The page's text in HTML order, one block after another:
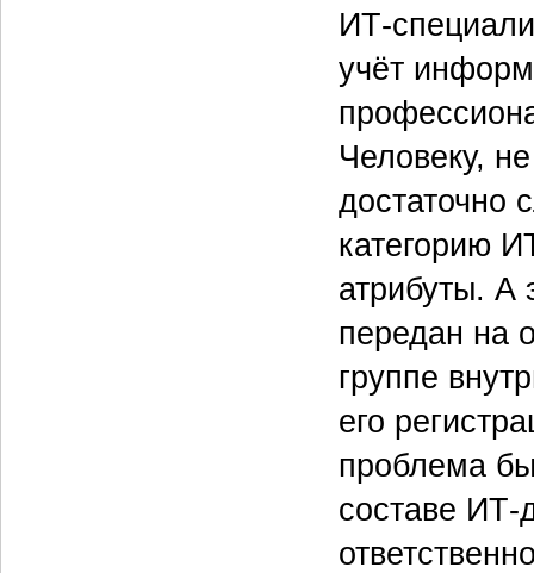
ИТ-
учёт
Человеку,
достаточно
категорию
атрибуты. А
передан на
группе
его
проблема
составе ИТ-